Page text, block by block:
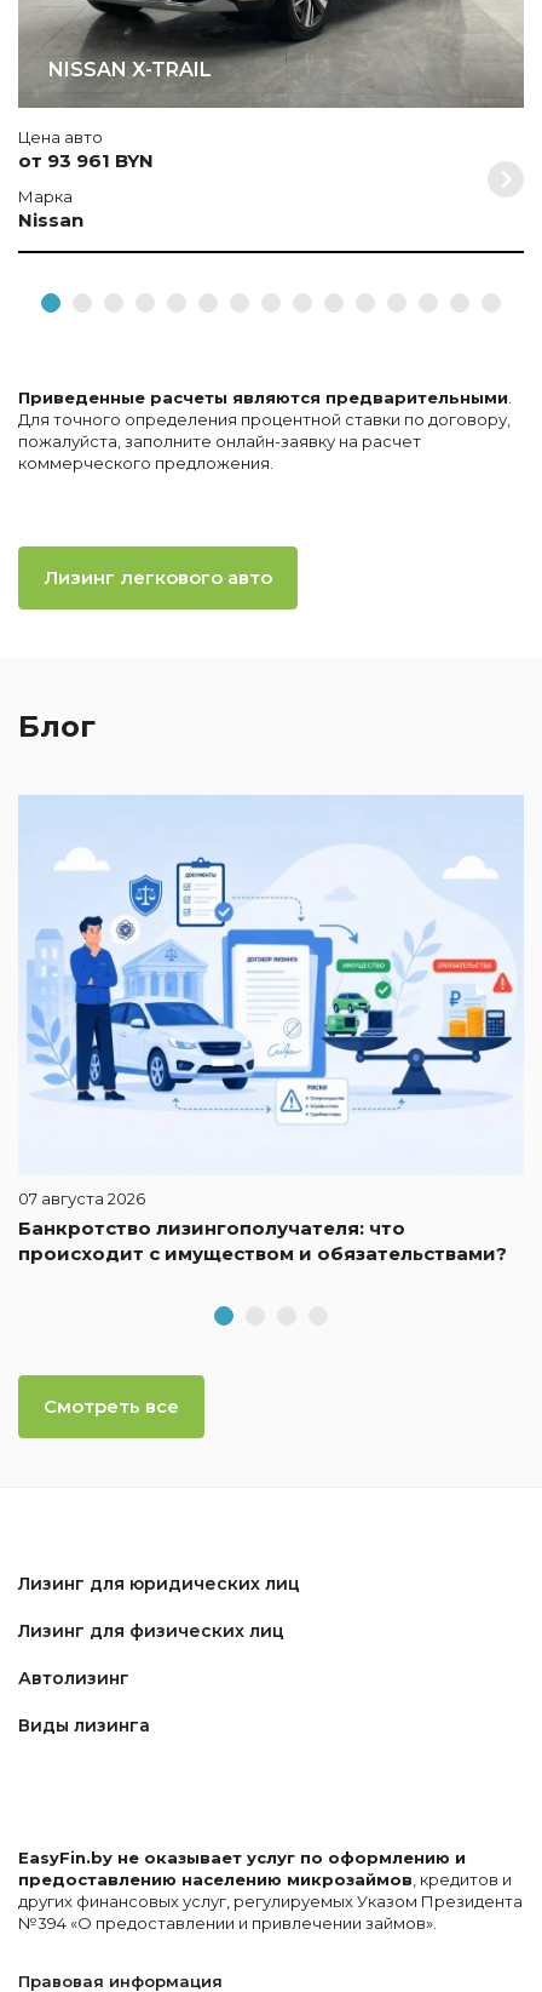
NISSAN X-TRAIL
Цена авто
от 93 961 BYN
Марка
Nissan
Приведенные расчеты являются предварительными
Для точного определения процентной ставки по договору,
пожалуйста, заполните онлайн-заявку на расчет
коммерческого предложения.
Лизинг легкового авто
Блог
07 августа 2026
Банкротство лизингополучателя: что
происходит с имуществом и обязательствами?
Смотреть все
Лизинг для юридических лиц
Лизинг для физических лиц
Автолизинг
Виды лизинга
EasyFin.by не оказывает услуг по оформлению и
предоставлению населению микрозаймов , кредитов и
других финансовых услуг, регулируемых Указом Президента
№394 «О предоставлении и привлечении займов».
Правовая информация